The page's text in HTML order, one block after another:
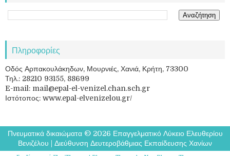
Πληροφορίες
Οδός Αρπακουλάκηδων, Μουρνιές, Χανιά, Κρήτη, 73300
Τηλ.: 28210 93155, 88699
E-mail: mail@epal-el-venizel.chan.sch.gr
Ιστότοπος: www.epal-elvenizelou.gr/
Πνευματικά δικαιώματα © 2026 Επαγγελματικό Λύκειο Ελευθερίου
Βενιζέλου | Διεύθυνση Δευτεροβάθμιας Εκπαίδευσης Χανίων